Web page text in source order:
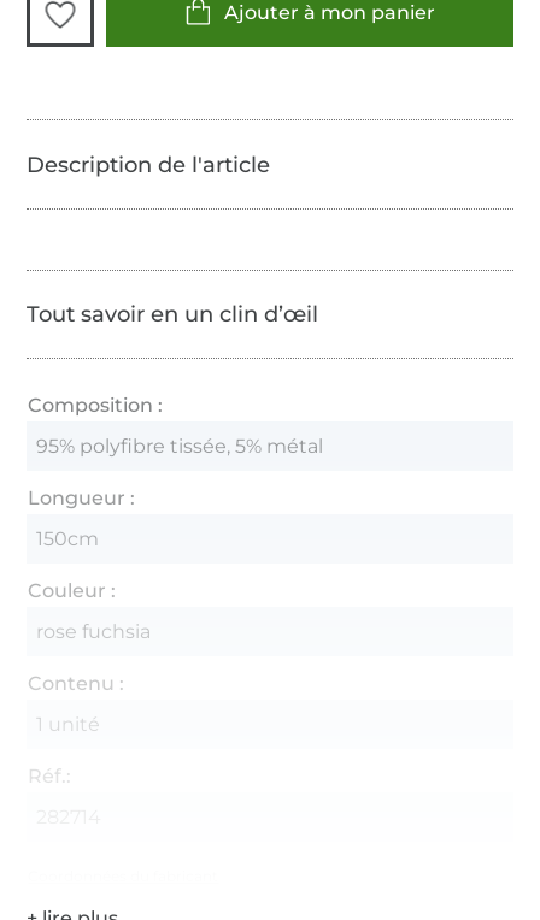
Ajouter à mon panier
Tout savoir en un clin d’œil
Composition :
95% polyfibre tissée, 5% métal
Longueur :
150cm
Couleur :
rose fuchsia
Contenu :
1 unité
Réf.: